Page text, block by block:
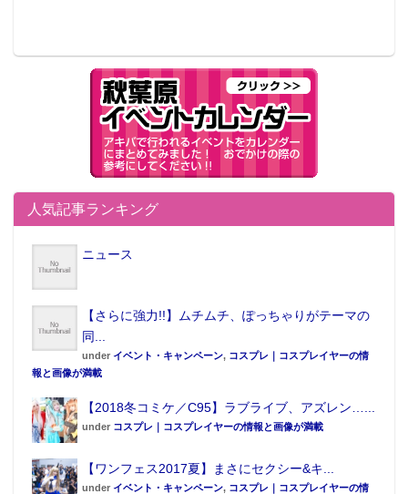
人気記事ランキング
ニュース
【さらに強力!!】ムチムチ、ぽっちゃりがテーマの
同...
under イベント・キャンペーン, コスプレ｜コスプレイヤーの情
報と画像が満載
【2018冬コミケ／C95】ラブライブ、アズレン…...
under コスプレ｜コスプレイヤーの情報と画像が満載
【ワンフェス2017夏】まさにセクシー&キ...
under イベント・キャンペーン, コスプレ｜コスプレイヤーの情